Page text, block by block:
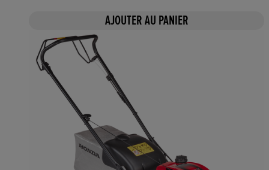
AJOUTER AU PANIER